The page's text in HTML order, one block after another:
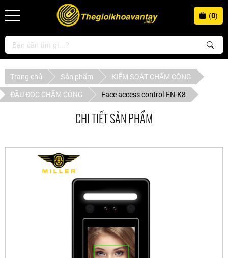
(0)
Trang chủ Sản phẩm
KIỂM SOÁT CHẤM CÔNG
ĐẦU ĐỌC CHẤM CÔNG
Face access control EN-K8
CHI TIẾT SẢN PHẨM